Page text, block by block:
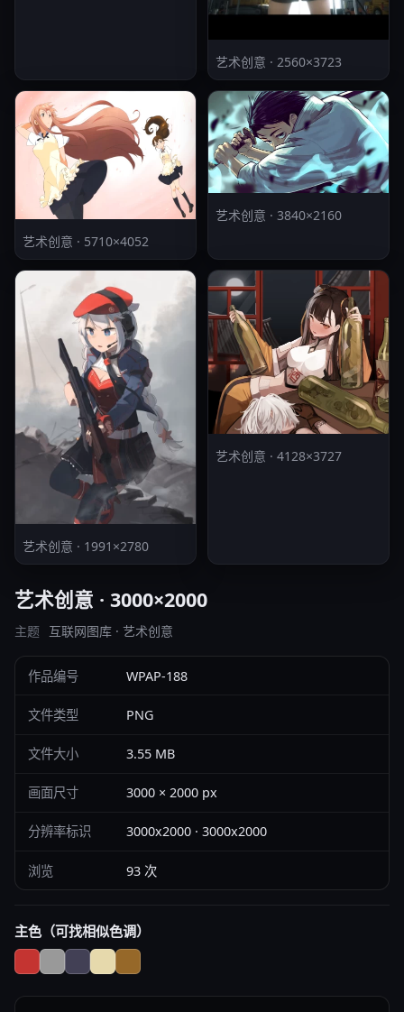
艺术创意 · 2560×3723
艺术创意 · 5710×4052
艺术创意 · 3840×2160
艺术创意 · 1991×2780
艺术创意 · 4128×3727
艺术创意 · 3000×2000
主题 互联网图库 · 艺术创意
作品编号 WPAP-188
文件类型 PNG
文件大小 3.55 MB
画面尺寸 3000 × 2000 px
分辨率标识 3000x2000 · 3000x2000
浏览 93 次
主色（可找相似色调）